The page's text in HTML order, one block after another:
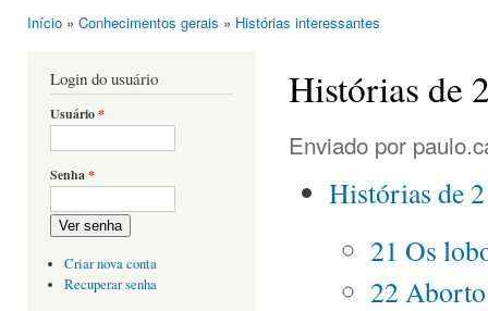
Início » Conhecimentos gerais » Histórias interessantes
Login do usuário
Usuário*
Senha*
Ver senha
Criar nova conta
Recuperar senha
Histórias de
Enviado por
Histórias de
21 Os
22 Aborto